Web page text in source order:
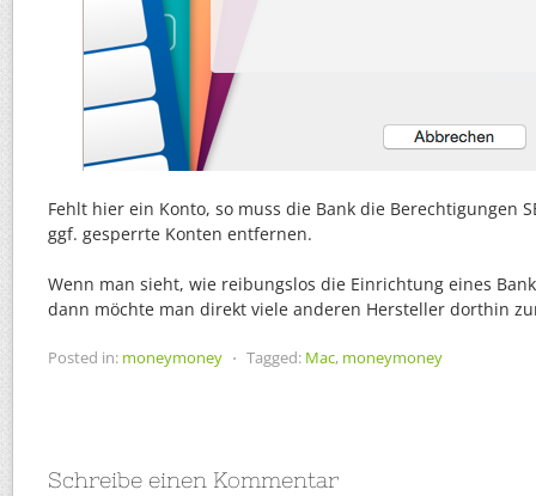
Fehlt hier ein Konto, so muss die Bank die Berechtigungen
ggf. gesperrte Konten entfernen.
Wenn man sieht, wie reibungslos die Einrichtung eines
dann möchte man direkt viele anderen Hersteller dorthin
Posted in: moneymoney ⋅ Tagged: Mac, moneymoney
Schreibe einen Kommentar